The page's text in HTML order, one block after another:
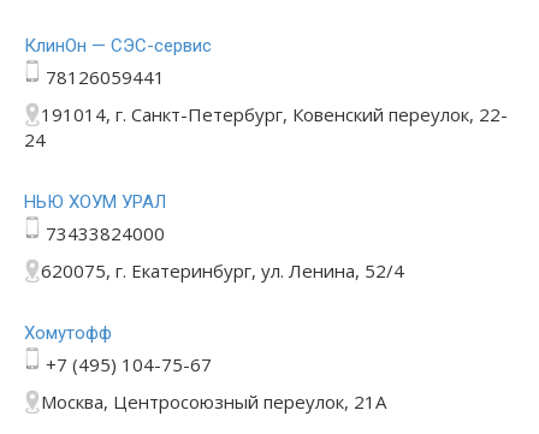
КлинОн — СЭС-сервис
78126059441
191014, г. Санкт-Петербург, Ковенский переулок, 22-
24
НЬЮ ХОУМ УРАЛ
73433824000
620075, г. Екатеринбург, ул. Ленина, 52/4
Хомутофф
+7 (495) 104-75-67
Москва, Центросоюзный переулок, 21А